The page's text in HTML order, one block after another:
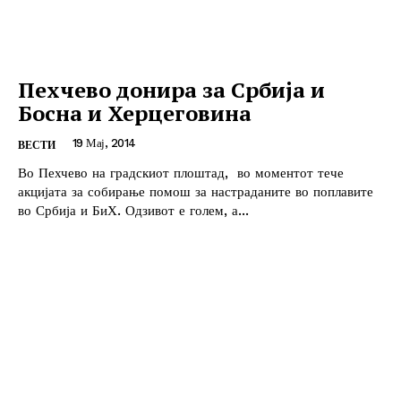
Пехчево донира за Србија и
Босна и Херцеговина
ВЕСТИ 19 Мај, 2014
Во Пехчево на градскиот плоштад, во моментот тече
акцијата за собирање помош за настраданите во поплавите
во Србија и БиХ. Одзивот е голем, а...